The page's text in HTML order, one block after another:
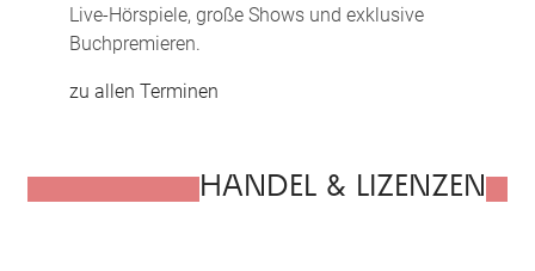
Live-Hörspiele, große Shows und exklusive
Buchpremieren.
zu allen Terminen
HANDEL & LIZENZEN